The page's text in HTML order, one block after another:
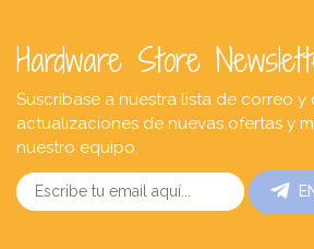
Hardware Store
Suscríbase a nuestra lista de correo y
actualizaciones de nuevas ofertas y
nuestro equipo.